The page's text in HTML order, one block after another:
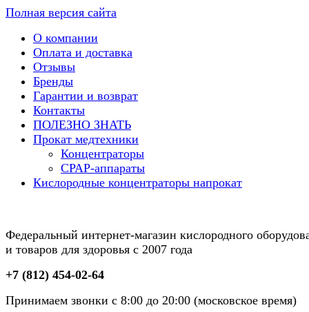
Полная версия сайта
О компании
Оплата и доставка
Отзывы
Бренды
Гарантии и возврат
Контакты
ПОЛЕЗНО ЗНАТЬ
Прокат медтехники
Концентраторы
CPAP-аппараты
Кислородные концентраторы напрокат
Федеральный интернет-магазин кислородного
и товаров для здоровья с 2007 года
+7 (812) 454-02-64
Принимаем звонки с 8:00 до 20:00 (московское время)